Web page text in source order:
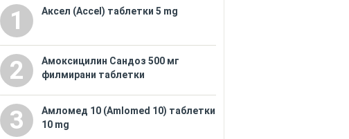
1 Аксел (Accel) таблетки 5 mg
2
Амоксицилин Сандоз 500 мг
филмирани таблетки
3
Амломед 10 (Amlomed 10) таблетки
10 mg